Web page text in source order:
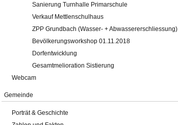
Sanierung Turnhalle Primarschule
Verkauf Mettlenschulhaus
ZPP Grundbach (Wasser- + Abwassererschliessung)
Bevölkerungsworkshop 01.11.2018
Dorfentwicklung
Gesamtmelioration Sistierung
Webcam
Gemeinde
Porträt & Geschichte